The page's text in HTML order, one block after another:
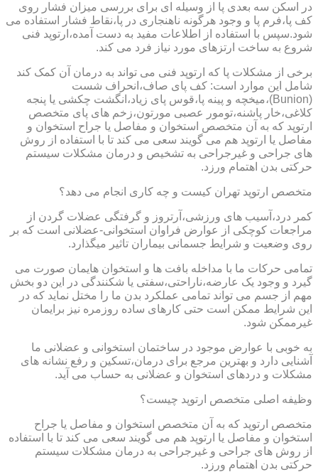
در اسکن سه بعدی پا از وسیله ای برای بررسی میزان فشار روی
کف پا،فرم پا و وجود هرگونه ناهنجاری در پا،نقاط فشار استفاده می
شود.سپس با استفاده از اطلاعات مفید به دست آمده،ارتوپد فنی
شروع به ساخت ارتزهای مورد نیاز فرد می کند.
برخی از مشکلات پا که ارتوپد فنی می تواند به درمان آن کمک کند
شامل این موارد است: کف پای صاف،انحراف شست
(Bunion)،میخچه و پینه پا،قوس پای زیاد،انگشت چکشی یا پنجه
کلاغی،خار پاشنه،تومور عصبی مورتون،زخم های پای متخصص
ارتوپد که به آن متخصص استخوان و مفاصل یا جراح استخوان و
مفاصل یا ارتوپد هم می گویند سعی می کند تا با استفاده از روش
های جراحی و غیرجراحی به تشخیص و درمان مشکلات سیستم
حرکتی بدن اهتمام ورزد.
متخصص ارتوپد تهران کیست و چه کاری انجام می دهد؟
کمر درد،آسیب های ورزشی،آرتروز و گرفتگی عضلات گردن از
مراجعات کوچکی از عوارض فراوان استخوانی-عضلانی است که بر
روی وضعیت و شرایط جسمانی بیماران تاثیر میگذارد.
تمامی حرکات ما با مداخله بافت ها و استخوان هایمان صورت می
گیرد و وجود یک عارضه،ناراحتی،سفتی یا شکنندگی در این دو بخش
مهم از جسم می تواند تمامی عملکرد بدن ما را مختل نماید که در
این شرایط ممکن است حتی کارهای ساده روزمره نیز برایمان
غیرممکن شود.
به خوبی با عوارض موجود در ساختمان استخوانی و عضلانی ما
آشنایی دارد و بهترین مرجع برای درمان،تسکین و رفع نشانه های
مشکلات و دردهای استخوان و عضلانی به حساب می آید.
وظیفه اصلی متخصص ارتوپد چیست؟
متخصص ارتوپد که به آن متخصص استخوان و مفاصل یا جراح
استخوان و مفاصل یا ارتوپد هم می گویند سعی می کند تا با استفاده
از روش های جراحی و غیرجراحی به درمان مشکلات سیستم
حرکتی بدن اهتمام ورزد.